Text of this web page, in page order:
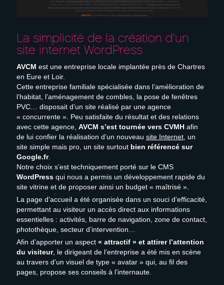
La simplicité de la création d’un
site internet WordPress
AVCM est une entreprise locale implantée près de Chartres
en Eure et Loir.
Cette entreprise familiale spécialisée dans l’amélioration de
l’habitat, l’aménagement de combles, la pose de fenêtres
PVC… disposait d’un site réalisé par une agence
« concurrente ». Peu satisfaite du résultat et des relations
avec cette agence, AVCM s’est tournée vers CVMH afin
de lui confier la réalisation d’un nouveau site Internet , un
site simple mais pro, un site surtout bien référencé sur
Google.fr.
Notre choix s’est techniquement porté sur le CMS
WordPress qui nous a permis un développement rapide du
site vitrine et de proposer ainsi un budget « maîtrisé ».
La page d’accueil a été organisée dans un souci d’efficacité,
permettant au visiteur un accès direct aux informations
essentielles : activités, barre de navigation, zone de contact,
photothèque, secteur d’intervention…
Afin d’apporter un aspect « attractif » et attirer l’attention
du visiteur, le dirigeant de l’entreprise a été mis en scène
au travers d’un visuel de type « avatar » qui, au fil des
pages, propose ses conseils à l’internaute.